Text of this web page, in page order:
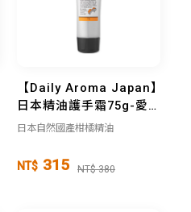
【Daily Aroma Japan】
日本精油護手霜75g-愛媛/
香川縣蜜柑
日本自然國產柑橘精油
NT$ 315 NT$ 380